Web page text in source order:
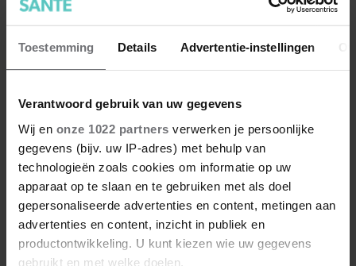
Toestemming Details Advertentie-instellingen
Verantwoord gebruik van uw gegevens
Wij en onze 1022 partners verwerken je persoonlijke
gegevens (bijv. uw IP-adres) met behulp van
technologieën zoals cookies om informatie op uw
apparaat op te slaan en te gebruiken met als doel
gepersonaliseerde advertenties en content, metingen aan
advertenties en content, inzicht in publiek en
productontwikkeling. U kunt kiezen wie uw gegevens
gebruikt en met welke doelen.
Column Dokter Tamara: ‘Het
bange, kleine meisje’